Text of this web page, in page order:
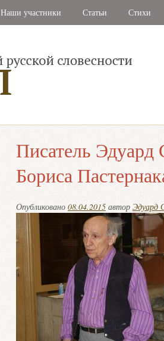
Наши участники Статьи Стихи
Писатель
Бориса
Опубликовано 08.04.2015автор Эдуард